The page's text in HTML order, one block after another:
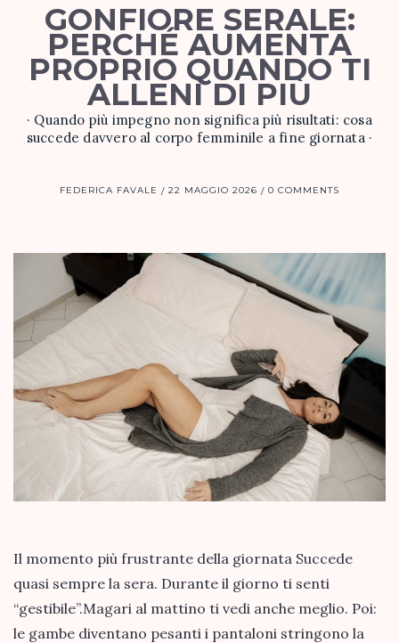
GONFIORE SERALE:
PERCHÉ AUMENTA
PROPRIO QUANDO TI
ALLENI DI PIÙ
· Quando più impegno non significa più risultati: cosa
succede davvero al corpo femminile a fine giornata ·
FEDERICA FAVALE 22 MAGGIO 2026 0 COMMENTS
Il momento più frustrante della giornata Succede
quasi sempre la sera. Durante il giorno ti senti
“gestibile”.Magari al mattino ti vedi anche meglio. Poi:
le gambe diventano pesanti i pantaloni stringono la